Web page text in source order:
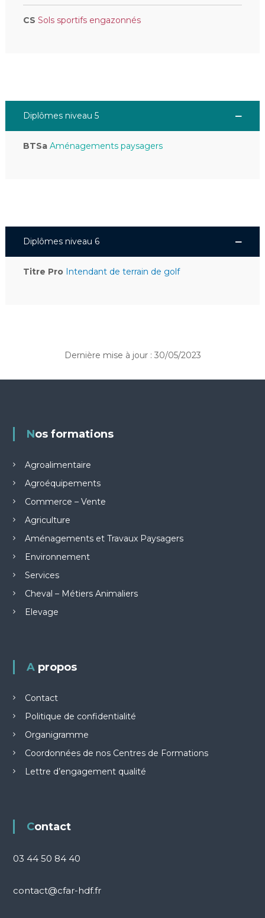
CS Sols sportifs engazonnés
Diplômes niveau 5
BTSa Aménagements paysagers
Diplômes niveau 6
Titre Pro Intendant de terrain de golf
Dernière mise à jour : 30/05/2023
Nos formations
Agroalimentaire
Agroéquipements
Commerce – Vente
Agriculture
Aménagements et Travaux Paysagers
Environnement
Services
Cheval – Métiers Animaliers
Elevage
A propos
Contact
Politique de confidentialité
Organigramme
Coordonnées de nos Centres de Formations
Lettre d’engagement qualité
Contact
03 44 50 84 40
contact@cfar-hdf.fr